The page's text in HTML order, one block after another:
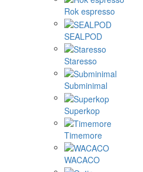
Rok espresso
SEALPOD
Staresso
Subminimal
Superkop
Timemore
WACACO